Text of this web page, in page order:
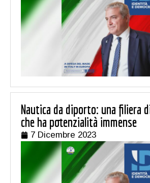
Nautica da diporto: una filiera
che ha potenzialità immense
7 Dicembre 2023